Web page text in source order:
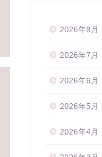
2026年8月
2026年7月
2026年6月
2026年5月
2026年4月